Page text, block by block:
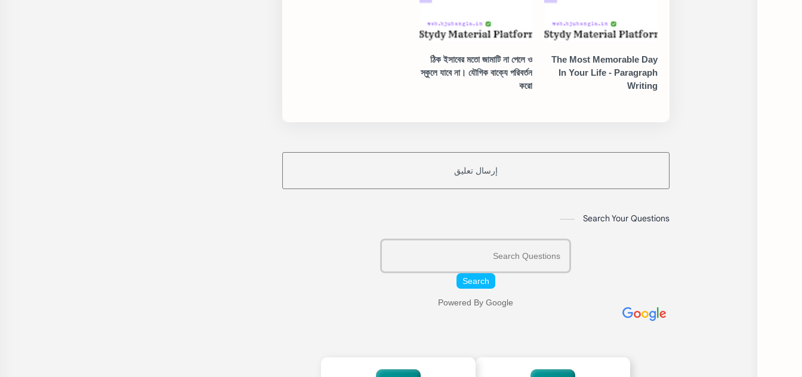
The Most Memorable Day
In Your Life - Paragraph
Writing
ঠিক ইসাবের মতো জামাটি না পেলে ও
স্কুলে যাবে না। যৌগিক বাক্যে পরিবর্তন
করো
إرسال تعليق
Search Your Questions
Search
Powered By Google